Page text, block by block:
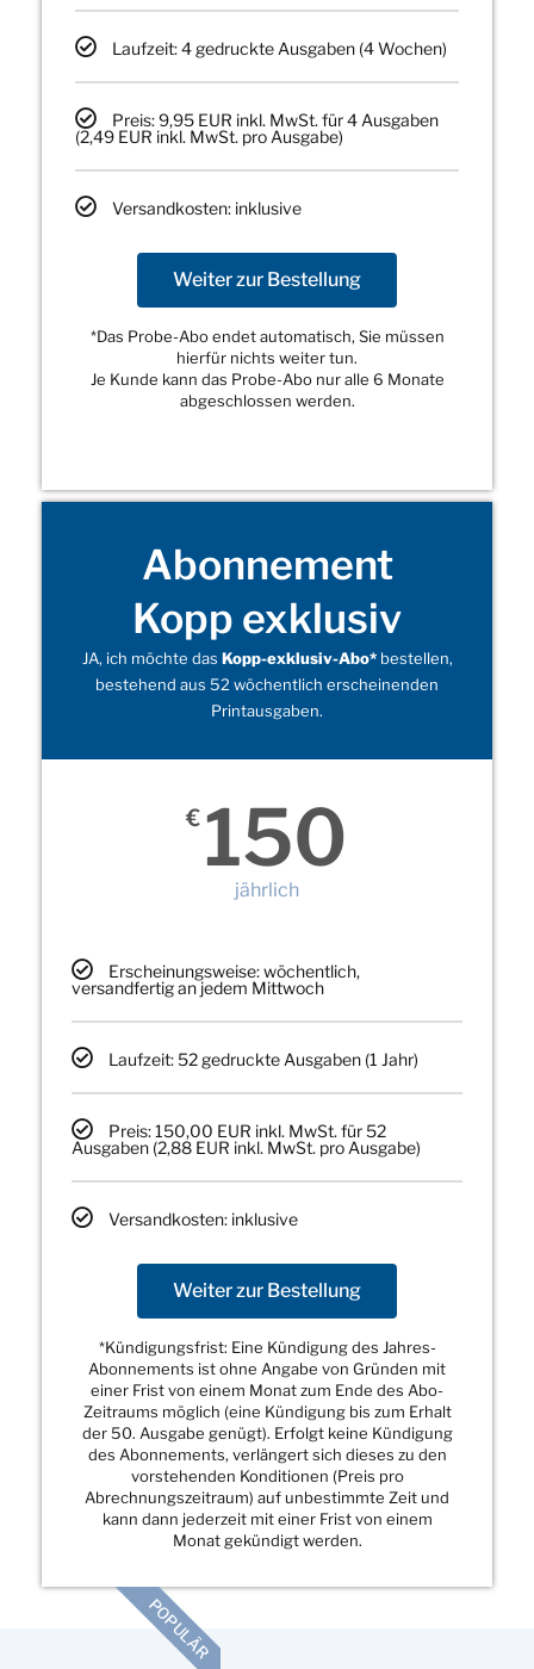
Laufzeit: 4 gedruckte Ausgaben (4 Wochen)
Preis: 9,95 EUR inkl. MwSt. für 4 Ausgaben
(2,49 EUR inkl. MwSt. pro Ausgabe)
Versandkosten: inklusive
Weiter zur Bestellung
*Das Probe-Abo endet automatisch, Sie müssen
hierfür nichts weiter tun.
Je Kunde kann das Probe-Abo nur alle 6 Monate
abgeschlossen werden.
Abonnement
Kopp exklusiv
JA, ich möchte das Kopp-exklusiv-Abo*bestellen,
bestehend aus 52 wöchentlich erscheinenden
Printausgaben.
€ 150
jährlich
Erscheinungsweise: wöchentlich,
versandfertig an jedem Mittwoch
Laufzeit: 52 gedruckte Ausgaben (1 Jahr)
Preis: 150,00 EUR inkl. MwSt. für 52
Ausgaben (2,88 EUR inkl. MwSt. pro Ausgabe)
Versandkosten: inklusive
Weiter zur Bestellung
*Kündigungsfrist: Eine Kündigung des Jahres-
Abonnements ist ohne Angabe von Gründen mit
einer Frist von einem Monat zum Ende des Abo-
Zeitraums möglich (eine Kündigung bis zum Erhalt
der 50. Ausgabe genügt). Erfolgt keine Kündigung
des Abonnements, verlängert sich dieses zu den
vorstehenden Konditionen (Preis pro
Abrechnungszeitraum) auf unbestimmte Zeit und
kann dann jederzeit mit einer Frist von einem
Monat gekündigt werden.
POPULÄR